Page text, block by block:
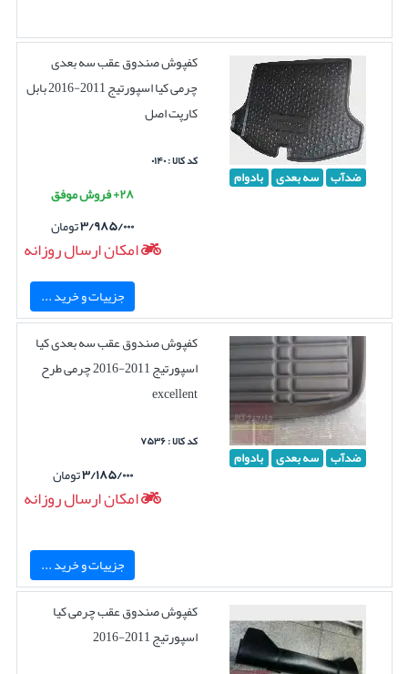
ضدآب سه بعدی بادوام
کفپوش صندوق عقب سه بعدی
چرمی کیا اسپورتیج 2011-2016 بابل
کارپت اصل
کد کالا : ۰۱۴۰
۲۸+ فروش موفق
۳/۹۸۵/۰۰۰تومان
امکان ارسال روزانه
جزییات و خرید ...
ضدآب سه بعدی بادوام
کفپوش صندوق عقب سه بعدی کیا
اسپورتیج 2011-2016 چرمی طرح
excellent
کد کالا : ۷۵۳۶
۳/۱۸۵/۰۰۰تومان
امکان ارسال روزانه
جزییات و خرید ...
کفپوش صندوق عقب چرمی کیا
اسپورتیج 2011-2016